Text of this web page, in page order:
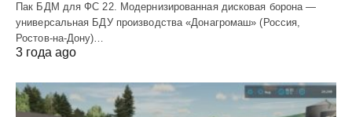
Пак БДМ для ФС 22. Модернизированная дисковая борона —
универсальная БДУ производства «Донагромаш» (Россия,
Ростов-на-Дону)…
3 года ago